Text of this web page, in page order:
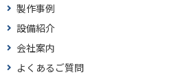
製作事例
設備紹介
会社案内
よくあるご質問